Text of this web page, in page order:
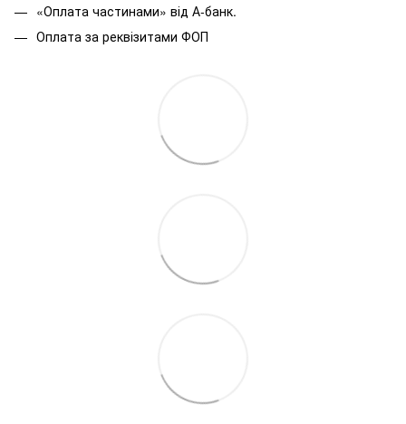
«Оплата частинами» від А-банк.
Оплата за реквізитами ФОП